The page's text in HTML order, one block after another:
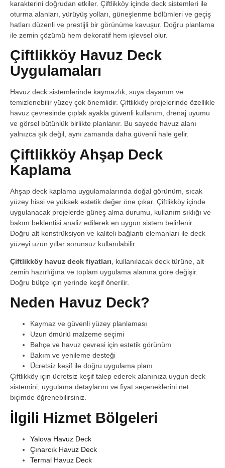
karakterini doğrudan etkiler. Çiftlikköy içinde deck sistemleri ile
oturma alanları, yürüyüş yolları, güneşlenme bölümleri ve geçiş
hatları düzenli ve prestijli bir görünüme kavuşur. Doğru planlama
ile zemin çözümü hem dekoratif hem işlevsel olur.
Çiftlikköy Havuz Deck
Uygulamaları
Havuz deck sistemlerinde kaymazlık, suya dayanım ve
temizlenebilir yüzey çok önemlidir. Çiftlikköy projelerinde özellikle
havuz çevresinde çıplak ayakla güvenli kullanım, drenaj uyumu
ve görsel bütünlük birlikte planlanır. Bu sayede havuz alanı
yalnızca şık değil, aynı zamanda daha güvenli hale gelir.
Çiftlikköy Ahşap Deck
Kaplama
Ahşap deck kaplama uygulamalarında doğal görünüm, sıcak
yüzey hissi ve yüksek estetik değer öne çıkar. Çiftlikköy içinde
uygulanacak projelerde güneş alma durumu, kullanım sıklığı ve
bakım beklentisi analiz edilerek en uygun sistem belirlenir.
Doğru alt konstrüksiyon ve kaliteli bağlantı elemanları ile deck
yüzeyi uzun yıllar sorunsuz kullanılabilir.
Çiftlikköy havuz deck fiyatları , kullanılacak deck türüne, alt
zemin hazırlığına ve toplam uygulama alanına göre değişir.
Doğru bütçe için yerinde keşif önerilir.
Neden Havuz Deck?
Kaymaz ve güvenli yüzey planlaması
Uzun ömürlü malzeme seçimi
Bahçe ve havuz çevresi için estetik görünüm
Bakım ve yenileme desteği
Ücretsiz keşif ile doğru uygulama planı
Çiftlikköy için ücretsiz keşif talep ederek alanınıza uygun deck
sistemini, uygulama detaylarını ve fiyat seçeneklerini net
biçimde öğrenebilirsiniz.
İlgili Hizmet Bölgeleri
Yalova Havuz Deck
Çınarcık Havuz Deck
Termal Havuz Deck